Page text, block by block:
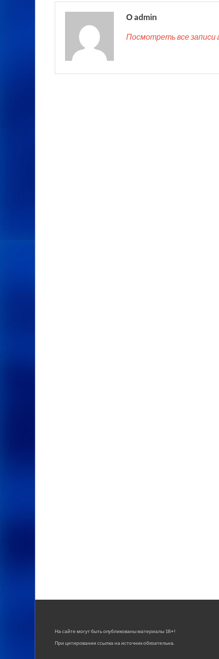
О admin
Посмотреть все записи
На сайте могут быть опубликованы материалы 18+!
При цитировании ссылка на источник обязательна.